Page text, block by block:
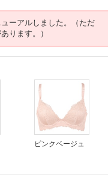
ーアルしました。（ただ
ります。）
ピンクベージュ